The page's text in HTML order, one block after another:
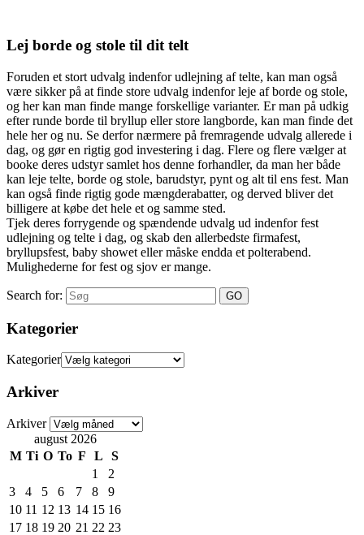
Lej borde og stole til dit telt
Foruden et stort udvalg indenfor udlejning af telte, kan man også
være sikker på at finde store udvalg indenfor leje af borde og stole,
og her kan man finde mange forskellige varianter. Er man på udkig
efter runde borde til bryllup eller store langborde, kan man finde det
hele her og nu. Se derfor nærmere på fremragende udvalg allerede i
dag, og gør en rigtig god investering i dag. Flere og flere vælger at
booke deres udstyr samlet hos denne forhandler, da man her både
kan leje telte, borde og stole, barudstyr, pynt og alt til ens fest. Man
kan også finde rigtig gode mængderabatter, og derved bliver det
billigere at købe det hele et og samme sted.
Tjek deres forrygende og spændende udvalg ud indenfor fest
udlejning og telte i dag, og skab den allerbedste firmafest,
bryllupsfest, baby showet eller måske endda et polterabend.
Mulighederne for fest og sjov er mange.
Search for:
Kategorier
Kategorier
Arkiver
Arkiver
august 2026
M Ti O To F L
S
1
2
3
4 5 6 7 8
9
10 11 12 13 14 15 16
17 18 19 20 21 22 23